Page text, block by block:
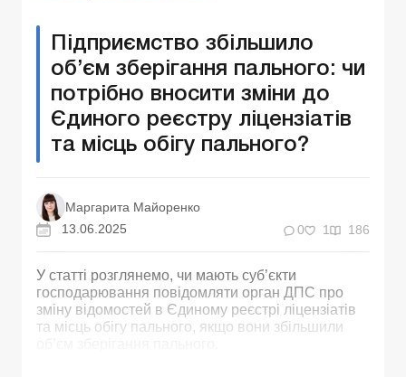
Підприємство збільшило
об’єм зберігання пального: чи
потрібно вносити зміни до
Єдиного реєстру ліцензіатів
та місць обігу пального?
Маргарита Майоренко
13.06.2025
0 1 186
У статті розглянемо, чи мають суб’єкти
господарювання повідомляти орган ДПС про
зміну відомостей в Єдиному реєстрі ліцензіатів
та місць обігу пального, якщо вони збільшили